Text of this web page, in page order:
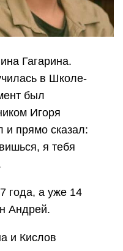
Гагарина.
в Школе-
был
Игоря
и прямо сказал:
я тебя
года, а уже 14
Андрей.
и Кислов